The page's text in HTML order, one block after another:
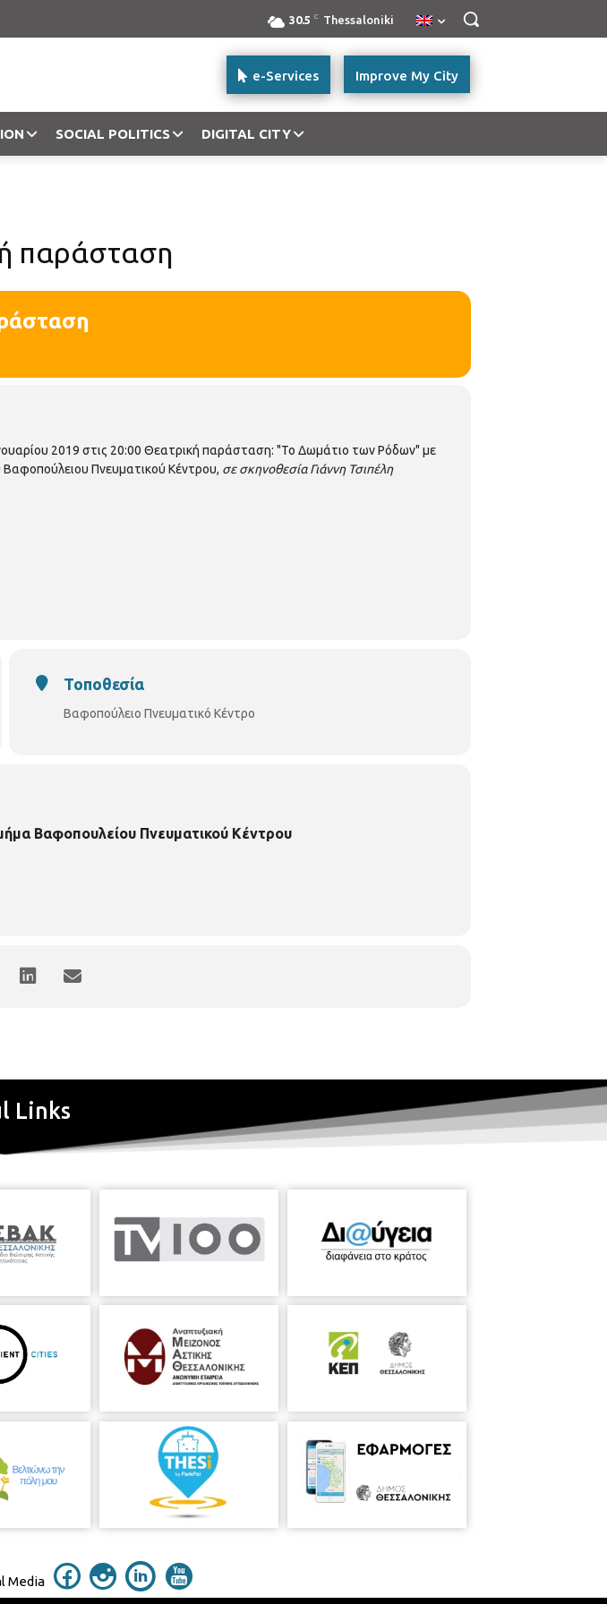
30.5 C Thessaloniki
Improve My City
e-Services
SOCIAL POLITICS DIGITAL CITY
παράσταση
2019 στις 20:00 Θεατρική παράσταση: "Το Δωμάτιο των Ρόδων" με
Πνευματικού Κέντρου, σε σκηνοθεσία Γιάννη Τσιπέλη
Τοποθεσία
Βαφοπούλειο Πνευματικό Κέντρο
Βαφοπουλείου Πνευματικού Κέντρου
Links
Media